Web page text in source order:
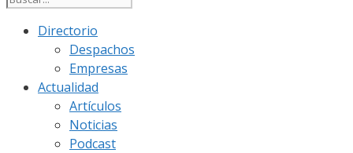
Directorio
Despachos
Empresas
Actualidad
Artículos
Noticias
Podcast